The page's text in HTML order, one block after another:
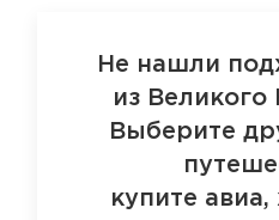
Не нашли
из Великого
Выберите
купите